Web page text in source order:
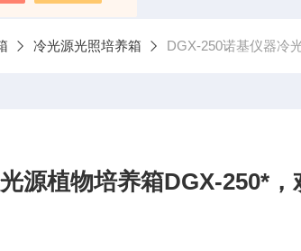
冷光源光照培养箱 DGX-250诺基仪器冷光源
源植物培养箱DGX-250*，